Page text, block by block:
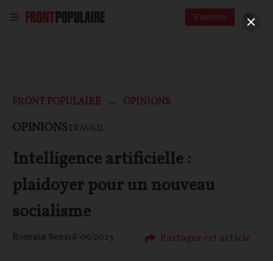
S'abonner
FRONT POPULAIRE OPINIONS
OPINIONSTRAVAIL
Intelligence artificielle :
plaidoyer pour un nouveau
socialisme
Romain Sens18/09/2023 Partager cet article